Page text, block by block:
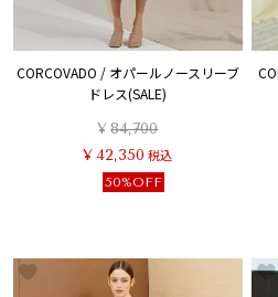
CORCOVADO / オパールノースリーブ
ドレス(SALE)
¥ 84,700
¥ 42,350 税込
50%OFF